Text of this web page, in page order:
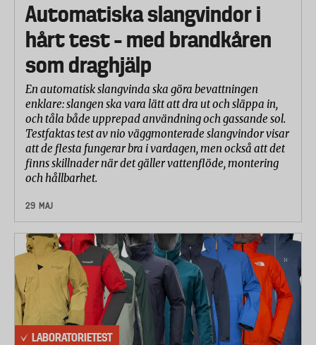
Batteri och laddare
Batteriets kapacitet mättes genom att ladda
batterierna fulla och därefter skruva i 5x40-
millimeters skruvar till dess att batterierna la av. Ju
fler skruvar desto högre kapacitet.
Tiden det tar att ladda upp ett urladdat batteri med
medföljande laddare mättes.
Dessutom undersöktes huruvida maskinen stänger
Hantering och användning
Två testpersoner har bedömt hur skruvdragarna är
att arbeta med och hantera. Här har man undersökt
saker som maskinens ergonomi och balans, hur lätt
det är att ändra hastighet, växel och vridmoment
Automatiska slangvindor i
hårt test – med brandkåren
som draghjälp
En automatisk slangvinda ska göra bevattningen
enklare: slangen ska vara lätt att dra ut och släppa in,
och tåla både upprepad användning och gassande sol.
Testfaktas test av nio väggmonterade slangvindor visar
att de flesta fungerar bra i vardagen, men också att det
finns skillnader när det gäller vattenflöde, montering
och hållbarhet.
29 MAJ
LABORATORIETEST